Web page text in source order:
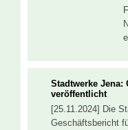
Stadtwerke Jena:
veröffentlicht
[25.11.2024] Die
Geschäftsbericht